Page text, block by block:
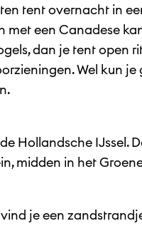
tent overnacht in
een Canadese
dan je tent open
Wel kun
Hollandsche IJssel.
midden in het
je een